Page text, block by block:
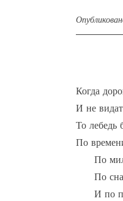
Когда
И не
То лебедь
По
По
По
И